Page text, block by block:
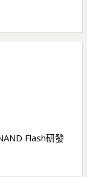
Flash研發